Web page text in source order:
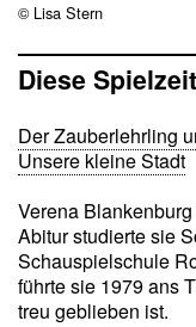
© Lisa Stern
Diese
Der Zauberlehrling
Unsere kleine Stadt
Verena
Abitur studierte sie
Schauspielschule
führte sie 1979 ans
treu geblieben ist.